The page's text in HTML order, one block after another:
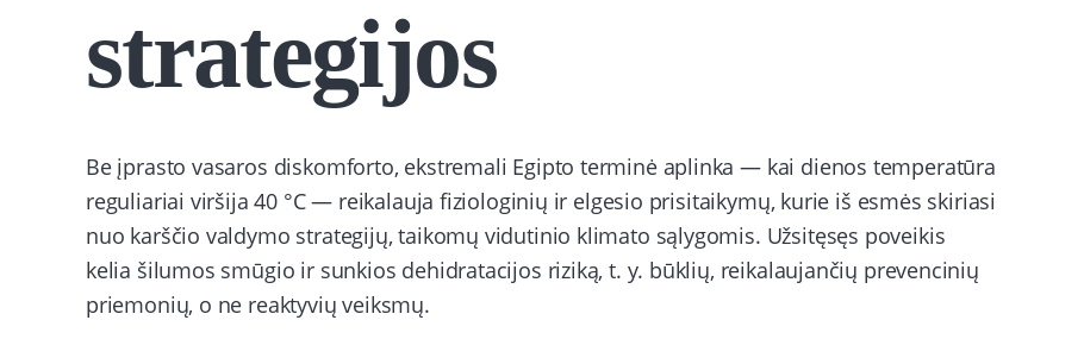
strategijos
Be įprasto vasaros diskomforto, ekstremali Egipto terminė aplinka — kai dienos temperatūra
reguliariai viršija 40 °C — reikalauja fiziologinių ir elgesio prisitaikymų, kurie iš esmės skiriasi
nuo karščio valdymo strategijų, taikomų vidutinio klimato sąlygomis. Užsitęsęs poveikis
kelia šilumos smūgio ir sunkios dehidratacijos riziką, t. y. būklių, reikalaujančių prevencinių
priemonių, o ne reaktyvių veiksmų.